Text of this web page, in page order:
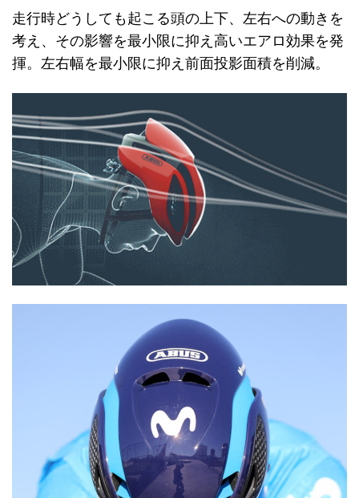
走行時どうしても起こる頭の上下、左右への動きを
考え、その影響を最小限に抑え高いエアロ効果を発
揮。左右幅を最小限に抑え前面投影面積を削減。